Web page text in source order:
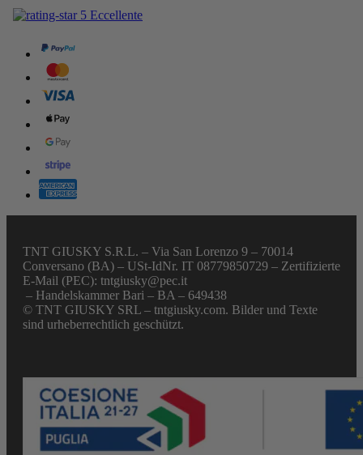
TNT GIUSKY S.R.L. – Via San Lorenzo 9 – 70014
Conversano (BA) – USt-IdNr. IT 08779850729 – Zertifizierte
E-Mail (PEC): tntgiusky@pec.it
– Handelskammer Bari – BA – 649438
© TNT GIUSKY SRL – tntgiusky.com. Bilder und Texte
sind urheberrechtlich geschützt.